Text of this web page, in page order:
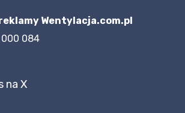
Wentylacja.com.pl
000 084
na X